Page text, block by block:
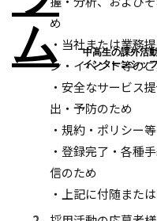
中高生の課外活
インターンシッ
め
・当社または業務
ン・イベント等の
・安全なサービス
出・予防のため
・規約・ポリシー
・登録完了・各種
信のため
・上記に付随また